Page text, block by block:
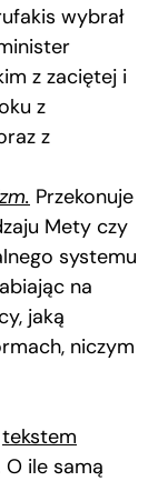
wybrał
z zaciętej i
z
z
Przekonuje
Mety czy
systemu
na
jaką
niczym
tekstem
O ile samą